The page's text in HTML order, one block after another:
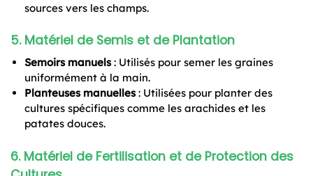
sources vers les champs.
5. Matériel de Semis et de Plantation
Semoirs manuels: Utilisés pour semer les graines
uniformément à la main.
Planteuses manuelles: Utilisées pour planter des
cultures spécifiques comme les arachides et les
patates douces.
6. Matériel de Fertilisation et de Protection des